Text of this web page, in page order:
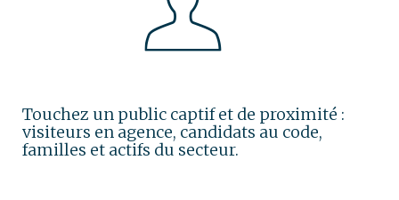
Touchez un public captif et de proximité :
visiteurs en agence, candidats au code,
familles et actifs du secteur.